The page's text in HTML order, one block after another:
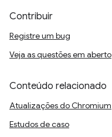
Contribuir
Registre um bug
Veja as questões em aberto
Conteúdo relacionado
Atualizações do Chromium
Estudos de caso